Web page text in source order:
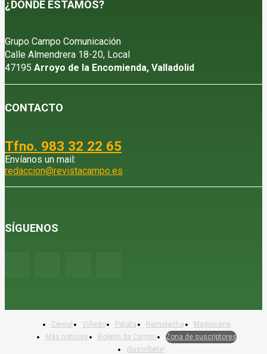
¿DÓNDE ESTAMOS?
Grupo Campo Comunicación
Calle Almendrera 18-20, Local
47195 Arroyo de la Encomienda, Valladolid
CONTACTO
Tfno. 983 32 22 65
Envíanos un mail:
redaccion@revistacampo.es
SÍGUENOS
Cereal Viñedo Patata Remolacha
Maquinaria
Más noticias
Boletín de Campo
Zona de suscriptores
¡Suscríbete!